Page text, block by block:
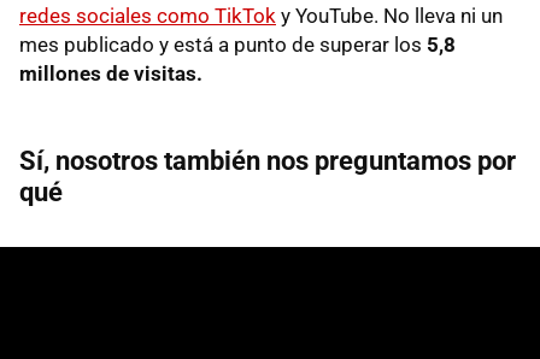
redes sociales como TikTok y YouTube. No lleva ni un
mes publicado y está a punto de superar los 5,8
millones de visitas.
Sí, nosotros también nos preguntamos por
qué